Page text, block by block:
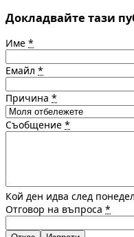
Докладвайте тази
Име *
Емайл *
Причина *
Съобщение *
Кой ден идва след
Отговор на въпроса *